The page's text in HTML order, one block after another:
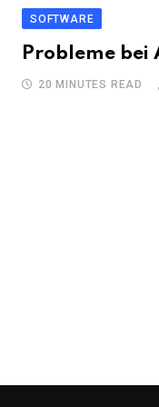
SOFTWARE
Probleme bei
20 MINUTES READ